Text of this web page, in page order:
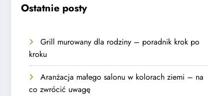
Ostatnie posty
Grill murowany dla rodziny – poradnik krok po
kroku
Aranżacja małego salonu w kolorach ziemi – na
co zwrócić uwagę